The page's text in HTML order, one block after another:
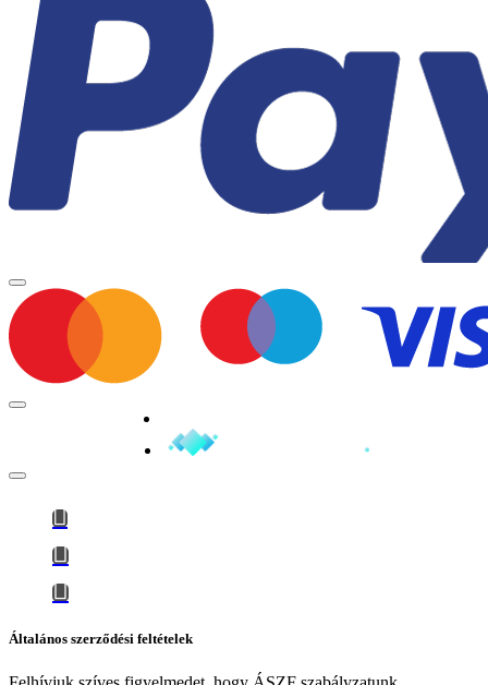
Általános szerződési feltételek